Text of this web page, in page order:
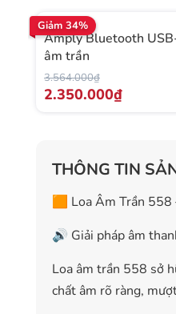
Giảm 34%
Amply Bluetooth
âm trần
3.564.000₫
2.350.000₫
THÔNG TIN
🟧 Loa Âm Trần 558
🔊 Giải pháp âm
Loa âm trần 558 sở
chất âm rõ ràng,